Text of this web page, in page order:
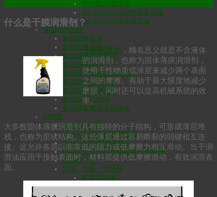
Bio-Ultimax1500绝缘液压油
Bio-SynXtra传动液压油
食品级润滑油
食品级齿轮油
食品级液压油
食品级通用润滑油
食品级脱模剂
食品级空压机/冷冻机油
食品级气动工具油
食品级零件清洗剂
食品级铝切削油
食品级金属冲压拉伸油
润滑脂
食品级润滑脂
MaxxLife高温长效润滑脂
Bio-Graphite极压润滑脂
Bio-High Temp 180高温极压润滑脂
高温防卡剂
齿轮、导轨、主轴油
环保齿轮油
真空泵油
空压机油
什么是干膜润滑剂？
干膜润滑剂
，顾名思义就是不含液体
的润滑剂，也称为固体薄膜润滑剂，
使用干性物质或涂层来减少两个表面
之间的摩擦。有助于最大限度地减少
磨损，同时还可以提高机械系统的效
率。
大多数固体薄膜润滑剂具有独特的分子结构，可形成薄层堆
栈，也称为层状结构。这些薄层通过容易断裂的弱键相互连
接。这允许各层以非常低的阻力或低摩擦力相互滑动。当干润
滑油应用于接触表面时，材料层提供低摩擦滑动，有效润滑表
面。